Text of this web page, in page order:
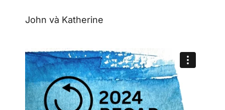
John và Katherine